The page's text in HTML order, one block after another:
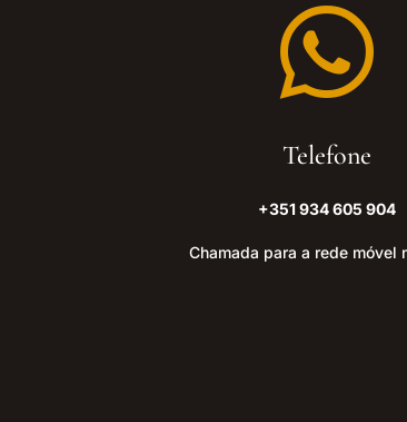

Telefone
+351 934 605 904
Chamada para a rede móvel